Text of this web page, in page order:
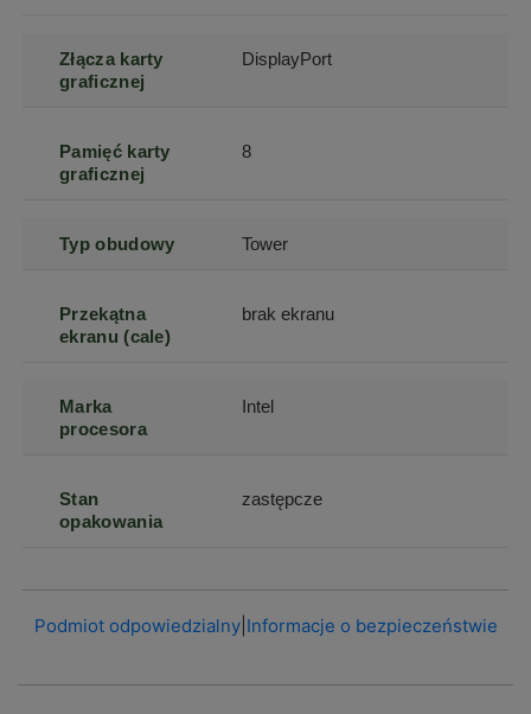
Złącza karty
graficznej
DisplayPort
Pamięć karty
graficznej
8
Typ obudowy Tower
Przekątna
ekranu (cale)
brak ekranu
Marka
procesora
Intel
Stan
opakowania
zastępcze
Podmiot odpowiedzialny| Informacje o bezpieczeństwie